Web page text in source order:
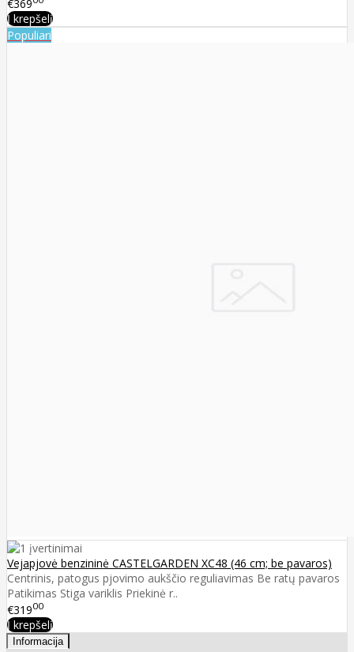
€369
Į krepšelį
Populiari
Vejapjovė benzininė CASTELGARDEN XC48 (46 cm; be pavaros)
Centrinis, patogus pjovimo aukščio reguliavimas Be ratų pavaros
Patikimas Stiga variklis Priekinė r..
€31900
Į krepšelį
Informacija